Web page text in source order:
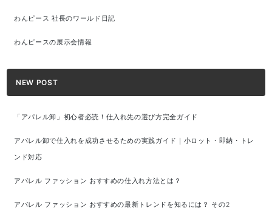
わんピース 社長のワールド日記
わんピースの展示会情報
NEW POST
「アパレル卸」初心者必読！仕入れ先の選び方完全ガイド
アパレル卸で仕入れを成功させるための実践ガイド｜小ロット・即納・トレ
ンド対応
アパレル ファッション おすすめの仕入れ方法とは？
アパレル ファッション おすすめの最新トレンドを知るには？ その2